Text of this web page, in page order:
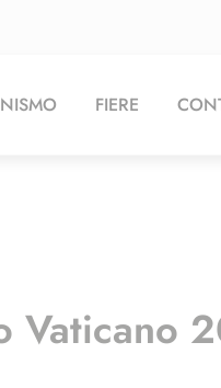
FIERE
Vaticano